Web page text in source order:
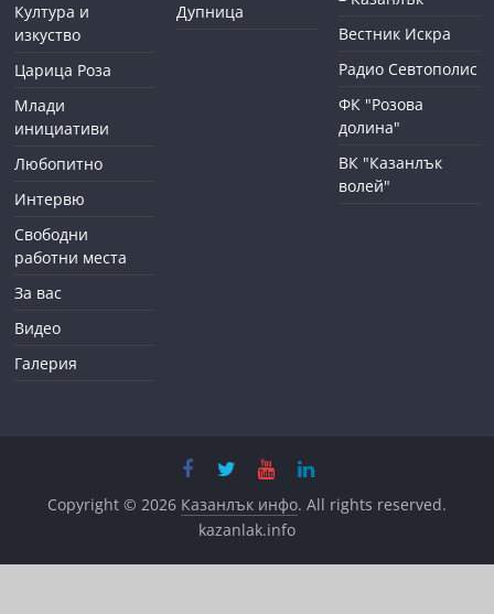
Култура и
изкуство
Царица Роза
Млади
инициативи
Любопитно
Интервю
Свободни
работни места
За вас
Видео
Галерия
Дупница
Вестник Искра
Радио Севтополис
ФК "Розова
долина"
ВК "Казанлък
волей"
Copyright © 2026 Казанлък инфо. All rights reserved.
kazanlak.info